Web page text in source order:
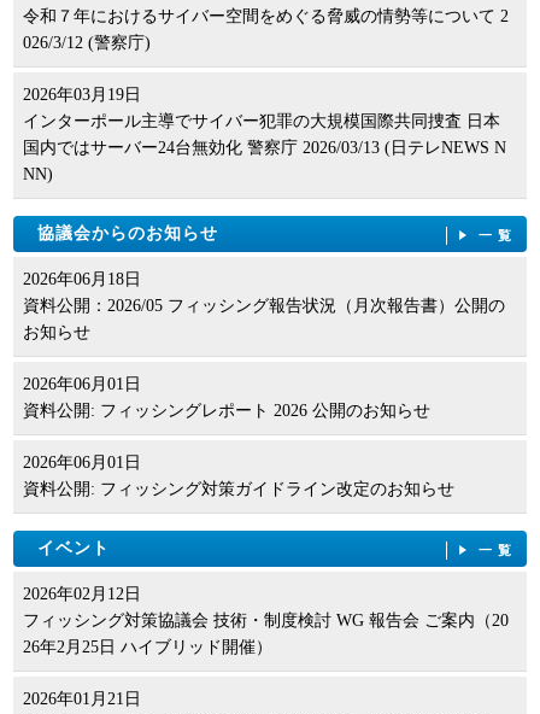
令和７年におけるサイバー空間をめぐる脅威の情勢等について 2
026/3/12 (警察庁)
2026年03月19日
インターポール主導でサイバー犯罪の大規模国際共同捜査 日本
国内ではサーバー24台無効化 警察庁 2026/03/13 (日テレNEWS N
NN)
協議会からのお知らせ 一覧
2026年06月18日
資料公開：2026/05 フィッシング報告状況（月次報告書）公開の
お知らせ
2026年06月01日
資料公開: フィッシングレポート 2026 公開のお知らせ
2026年06月01日
資料公開: フィッシング対策ガイドライン改定のお知らせ
イベント 一覧
2026年02月12日
フィッシング対策協議会 技術・制度検討 WG 報告会 ご案内（20
26年2月25日 ハイブリッド開催）
2026年01月21日